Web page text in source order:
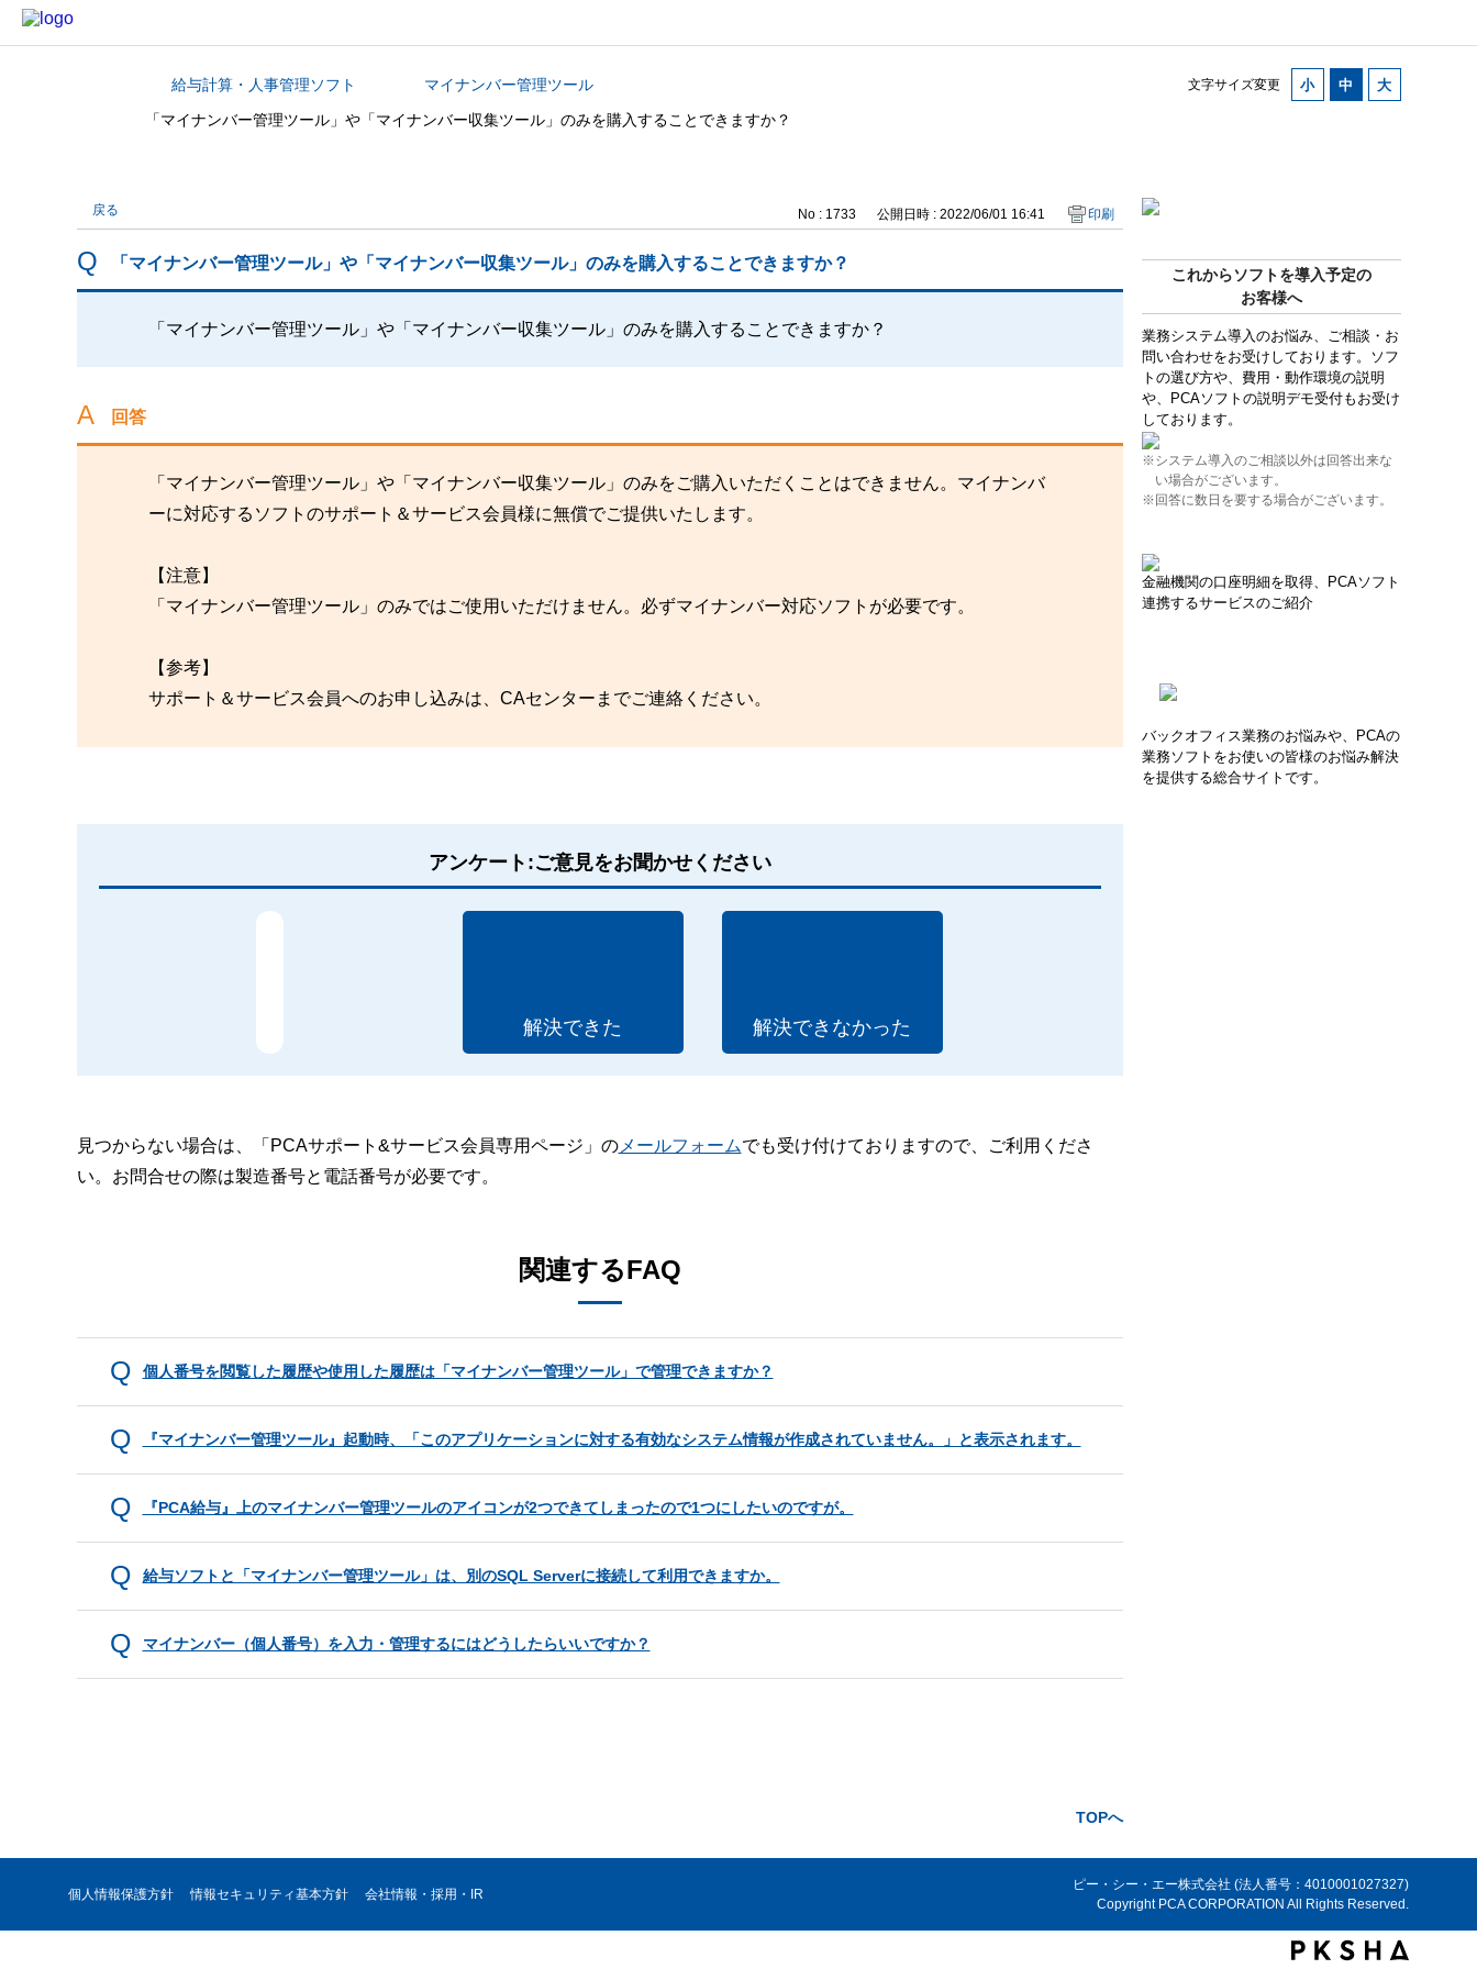
文字サイズ変更
カテゴリから探す給与計算・人事管理ソフト
マイナンバー管理ツール
「マイナンバー管理ツール」や「マイナンバー収集ツール」のみを購入することできますか？
これからソフトを導入予定の
お客様へ
業務システム導入のお悩み、ご相談・お
問い合わせをお受けしております。ソフ
トの選び方や、費用・動作環境の説明
や、PCAソフトの説明デモ受付もお受け
しております。
※システム導入のご相談以外は回答出来な
い場合がございます。
※回答に数日を要する場合がございます。
金融機関の口座明細を取得、PCAソフト
連携するサービスのご紹介
バックオフィス業務のお悩みや、PCAの
業務ソフトをお使いの皆様のお悩み解決
を提供する総合サイトです。
戻る No : 1733 公開日時 : 2022/06/01 16:41 印刷
「マイナンバー管理ツール」や「マイナンバー収集ツール」のみを購入することできますか？
「マイナンバー管理ツール」や「マイナンバー収集ツール」のみを購入することできますか？
回答
「マイナンバー管理ツール」や「マイナンバー収集ツール」のみをご購入いただくことはできません。マイナンバ
ーに対応するソフトのサポート＆サービス会員様に無償でご提供いたします。
【注意】
「マイナンバー管理ツール」のみではご使用いただけません。必ずマイナンバー対応ソフトが必要です。
【参考】
サポート＆サービス会員へのお申し込みは、CAセンターまでご連絡ください。
アンケート:ご意見をお聞かせください
解決できた 解決できなかった
見つからない場合は、「PCAサポート&サービス会員専用ページ」のメールフォームでも受け付けておりますので、ご利用くださ
い。お問合せの際は製造番号と電話番号が必要です。
関連するFAQ
個人番号を閲覧した履歴や使用した履歴は「マイナンバー管理ツール」で管理できますか？
『マイナンバー管理ツール』起動時、「このアプリケーションに対する有効なシステム情報が作成されていません。」と表示されます。
『PCA給与』上のマイナンバー管理ツールのアイコンが2つできてしまったので1つにしたいのですが。
給与ソフトと「マイナンバー管理ツール」は、別のSQL Serverに接続して利用できますか。
マイナンバー（個人番号）を入力・管理するにはどうしたらいいですか？
TOPへ
個人情報保護方針 情報セキュリティ基本方針 会社情報・採用・IR
ピー・シー・エー株式会社 (法人番号：4010001027327)
Copyright PCA CORPORATION All Rights Reserved.